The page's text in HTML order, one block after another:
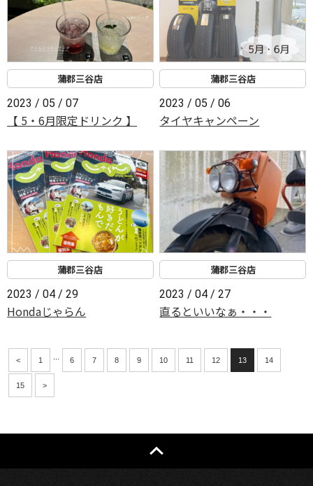
蒲郡三谷店
2023 / 05 / 07
【 5・6月限定ドリンク 】
蒲郡三谷店
2023 / 05 / 06
タイヤキャンペーン
蒲郡三谷店
2023 / 04 / 29
Hondaじゃらん
蒲郡三谷店
2023 / 04 / 27
直るといいなぁ・・・
< 1 6 7 8 9 10 11 12 13 14
15 >